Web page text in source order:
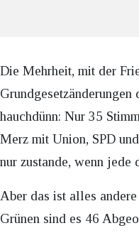
Die Mehrheit, mit der
hauchdünn: Nur 35
Merz mit Union, SPD
nur zustande, wenn jede
Aber das ist alles
Grünen sind es 46